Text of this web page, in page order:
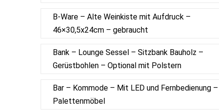
B-Ware – Alte Weinkiste mit Aufdruck –
46×30,5x24cm – gebraucht
Bank – Lounge Sessel – Sitzbank Bauholz –
Gerüstbohlen – Optional mit Polstern
Bar – Kommode – Mit LED und Fernbedienung –
Palettenmöbel